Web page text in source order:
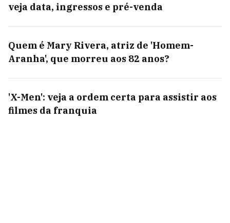
veja data, ingressos e pré-venda
Quem é Mary Rivera, atriz de 'Homem-
Aranha', que morreu aos 82 anos?
'X-Men': veja a ordem certa para assistir aos
filmes da franquia